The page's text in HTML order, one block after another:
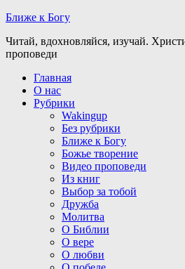
Ближе к Богу
Читай, вдохновляйся, изучай.
проповеди
Главная
О нас
Рубрики
Wakingup
Без рубрики
Ближе к Богу
Божье творение
Видео проповеди
Из книг
Выбор за тобой
Дружба
Молитва
О Библии
О вере
О любви